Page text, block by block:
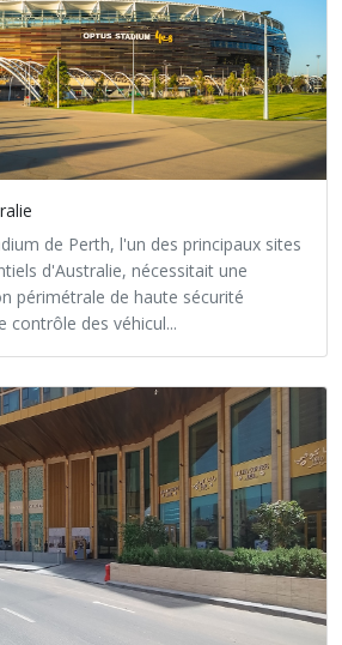
de Perth, l'un des principaux sites
d'Australie, nécessitait une
périmétrale de haute sécurité
contrôle des véhicul...